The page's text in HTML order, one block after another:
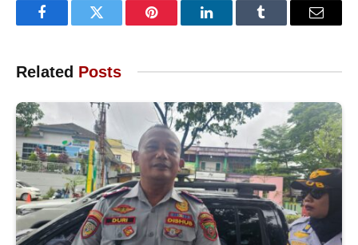
FacebookTwitter Pinterest LinkedInTumblr Email
Related Posts